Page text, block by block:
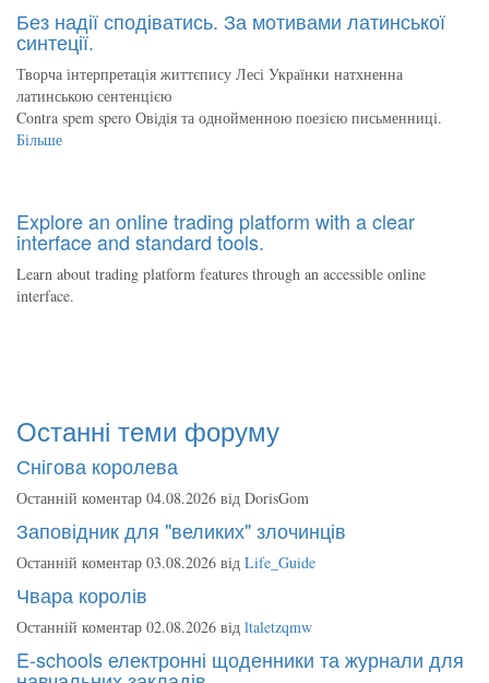
Без надії сподіватись. За мотивами латинської
синтеції.
Творча інтерпретація життєпису Лесі Українки натхненна
латинською сентенцією
Contra spem spero Овідія та однойменною поезією письменниці.
Більше
Explore an online trading platform with a clear
interface and standard tools.
Learn about trading platform features through an accessible online
interface.
Останні теми форуму
Снігова королева
Останній коментар 04.08.2026 від DorisGom
Заповідник для "великих" злочинців
Останній коментар 03.08.2026 від Life_Guide
Чвара королів
Останній коментар 02.08.2026 від ltaletzqmw
E-schools електронні щоденники та журнали для